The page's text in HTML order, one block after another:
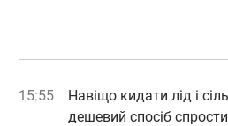
15:55
Навіщо кидати лід і
дешевий спосіб